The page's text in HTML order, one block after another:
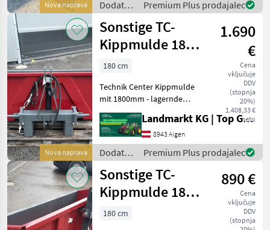
Nova naprava
Mw
Dodatna
oprema
za
traktorje
/
Sonstige
Premium Plus prodajalec
Nova naprava
Sonstige TC-
Kippmulde 1800
Hydraulisch
1.690
€
Cena
vključuje
DDV
(stopnja
20%)
1.408,33 €
neto
180 cm
Technik Center Kippmulde
mit 1800mm - lagernde
Ausstellungsmaschine -
Hydraulisch Kippbar -
Hydraulisch Doppelwirkend
-
Bordwandschwenkvorrichtung
- Dreipunkt
Landmarkt KG | Top Gebrauchtmaschinen Zentrum
8943 Aigen
Dodatna
oprema
za
traktorje
/
Sonstige
Premium Plus prodajalec
Sonstige TC-
Kippmulde 1800
Mechanisch
890 €
Cena
vključuje
DDV
(stopnja
180 cm